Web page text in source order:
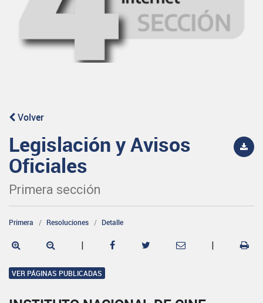
Volver
Legislación y Avisos
Oficiales
Primera sección
Primera Resoluciones Detalle
| |
VER PÁGINAS PUBLICADAS